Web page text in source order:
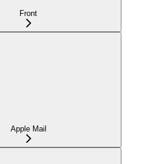
Front
Apple Mail